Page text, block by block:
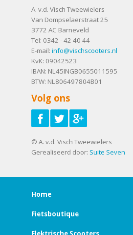
A. v.d. Visch Tweewielers
Van Dompselaerstraat 25
3772 AC Barneveld
Tel: 0342 - 42 40 44
E-mail: info@vischscooters.nl
KvK: 09042523
IBAN: NL45INGB0655011595
BTW: NL806497804B01
Volg ons
© A. v.d. Visch Tweewielers
Gerealiseerd door: Suite Seven
Home
Fietsboutique